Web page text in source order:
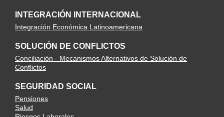
INTEGRACIÓN INTERNACIONAL
Integración Económica Latinoamericana
SOLUCIÓN DE CONFLICTOS
Conciliación - Mecanismos Alternativos de Solución de
Conflictos
SEGURIDAD SOCIAL
Pensiones
Salud